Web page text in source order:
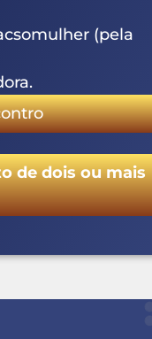
(pela
dois ou mais